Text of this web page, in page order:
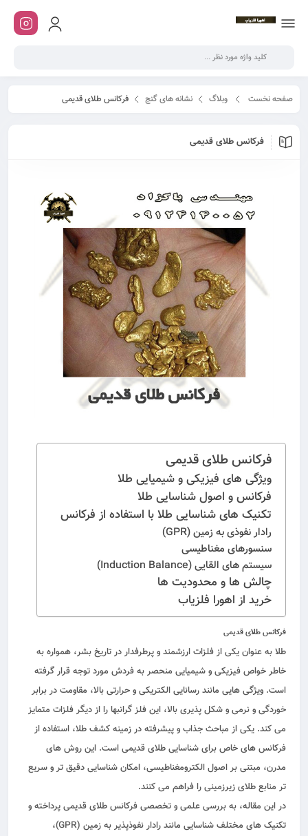
صفحه نخست وبلاگ نشانه های گنج فرکانس طلای قدیمی
فرکانس طلای قدیمی
فرکانس طلای قدیمی
ویژگی‌ های فیزیکی و شیمیایی طلا
فرکانس و اصول شناسایی طلا
تکنیک‌ های شناسایی طلا با استفاده از فرکانس
رادار نفوذی به زمین (GPR)
سنسورهای مغناطیسی
سیستم‌ های القایی (Induction Balance)
چالش‌ ها و محدودیت‌ ها
خرید از اهورا فلزیاب
فرکانس طلای قدیمی
طلا به عنوان یکی از فلزات ارزشمند و پرطرفدار در تاریخ بشر، همواره به
خاطر خواص فیزیکی و شیمیایی منحصر به‌ فردش مورد توجه قرار گرفته
است. ویژگی‌ هایی مانند رسانایی الکتریکی و حرارتی بالا، مقاومت در برابر
خوردگی و نرمی و شکل‌ پذیری بالا، این فلز گرانبها را از دیگر فلزات متمایز
می‌ کند. یکی از مباحث جذاب و پیشرفته در زمینه کشف طلا، استفاده از
فرکانس‌ های خاص برای شناسایی طلای قدیمی است. این روش‌ های
مدرن، مبتنی بر اصول الکترومغناطیسی، امکان شناسایی دقیق‌ تر و سریع‌
تر منابع طلای زیرزمینی را فراهم می‌ کنند.
در این مقاله، به بررسی علمی و تخصصی فرکانس طلای قدیمی پرداخته و
تکنیک‌ های مختلف شناسایی مانند رادار نفوذپذیر به زمین (GPR)،